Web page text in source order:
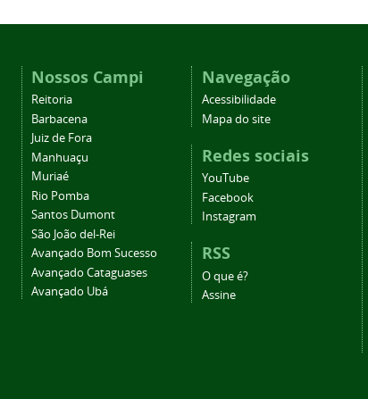
Nossos Campi
Reitoria
Barbacena
Juiz de Fora
Manhuaçu
Muriaé
Rio Pomba
Santos Dumont
São João del-Rei
Avançado Bom Sucesso
Avançado Cataguases
Avançado Ubá
Navegação
Acessibilidade
Mapa do site
Redes sociais
YouTube
Facebook
Instagram
RSS
O que é?
Assine